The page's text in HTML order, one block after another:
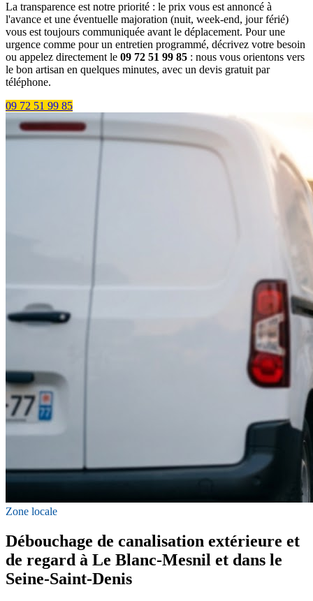
La transparence est notre priorité : le prix vous est annoncé à
l'avance et une éventuelle majoration (nuit, week-end, jour férié)
vous est toujours communiquée avant le déplacement. Pour une
urgence comme pour un entretien programmé, décrivez votre besoin
ou appelez directement le 09 72 51 99 85 : nous vous orientons vers
le bon artisan en quelques minutes, avec un devis gratuit par
téléphone.
09 72 51 99 85
Zone locale
Débouchage de canalisation extérieure et
de regard à Le Blanc-Mesnil et dans le
Seine-Saint-Denis